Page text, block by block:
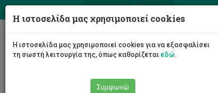
Η ιστοσελίδα μας χρησιμοποιεί cookies
Η ιστοσελίδα μας χρησιμοποιεί cookies για να εξασφαλίσει
τη σωστή λειτουργία της, όπως καθορίζεται εδώ.
Συμφωνώ